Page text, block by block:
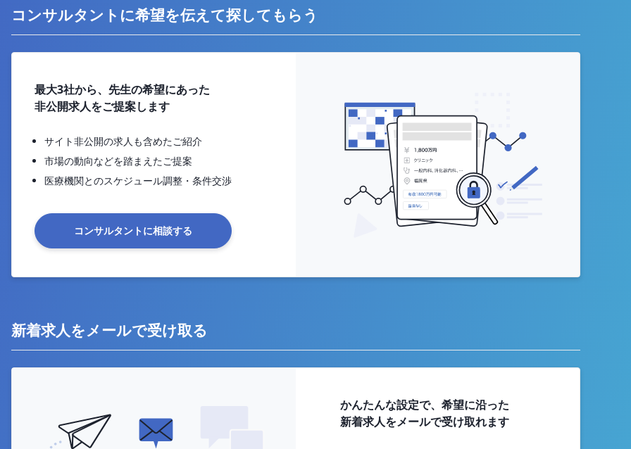
コンサルタントに希望を伝えて探してもらう
最大3社から、先生の希望にあった
非公開求人をご提案します
サイト非公開の求人も含めたご紹介
市場の動向などを踏まえたご提案
医療機関とのスケジュール調整・条件交渉
コンサルタントに相談する
新着求人をメールで受け取る
かんたんな設定で、希望に沿った
新着求人をメールで受け取れます